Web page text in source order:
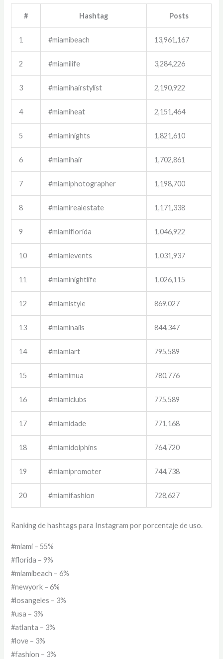
# Hashtag Posts
1 #miamibeach 13,961,167
2 #miamilife 3,284,226
3 #miamihairstylist 2,190,922
4 #miamiheat 2,151,464
5 #miaminights 1,821,610
6 #miamihair 1,702,861
7 #miamiphotographer 1,198,700
8 #miamirealestate 1,171,338
9 #miamiflorida 1,046,922
10 #miamievents 1,031,937
11 #miaminightlife 1,026,115
12 #miamistyle 869,027
13 #miaminails 844,347
14 #miamiart 795,589
15 #miamimua 780,776
16 #miamiclubs 775,589
17 #miamidade 771,168
18 #miamidolphins 764,720
19 #miamipromoter 744,738
20 #miamifashion 728,627
Ranking de hashtags para Instagram por porcentaje de uso.
#miami – 55%
#florida – 9%
#miamibeach – 6%
#newyork – 6%
#losangeles – 3%
#usa – 3%
#atlanta – 3%
#love – 3%
#fashion – 3%